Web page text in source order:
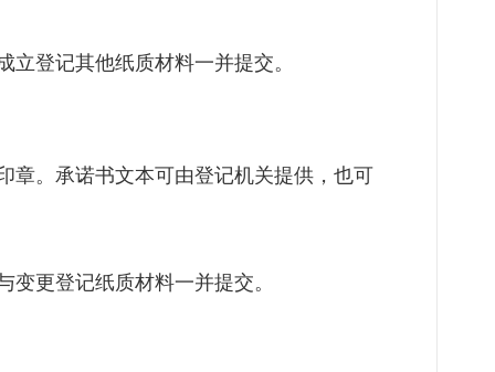
登记其他纸质材料一并提交。
章。承诺书文本可由登记机关提供，也可
更登记纸质材料一并提交。